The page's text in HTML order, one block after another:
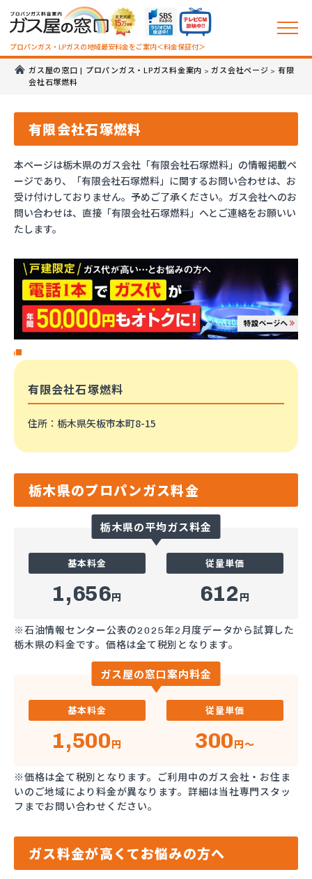
プロパンガス・LPガスの地域最安料金をご案内＜料金保証付＞
ガス屋の窓口 | プロパンガス・LPガス料金案内 >ガス会社ページ > 有限
会社石塚燃料
有限会社石塚燃料
本ページは栃木県のガス会社「有限会社石塚燃料」の情報掲載ペ
ージであり、「有限会社石塚燃料」に関するお問い合わせは、お
受け付けしておりません。予めご了承ください。ガス会社へのお
問い合わせは、直接「有限会社石塚燃料」へとご連絡をお願いい
たします。
有限会社石塚燃料
住所 ：栃木県矢板市本町8-15
栃木県のプロパンガス料金
栃木県の平均ガス料金
基本料金
1,656円
従量単価
612 円
※石油情報センター公表の2025年2月度データから試算した
栃木県の料金です。価格は全て税別となります。
ガス屋の窓口案内料金
基本料金
1,500円
従量単価
300円～
※価格は全て税別となります。ご利用中のガス会社・お住ま
いのご地域により料金が異なります。詳細は当社専門スタッ
フまでお問い合わせください。
ガス料金が高くてお悩みの方へ